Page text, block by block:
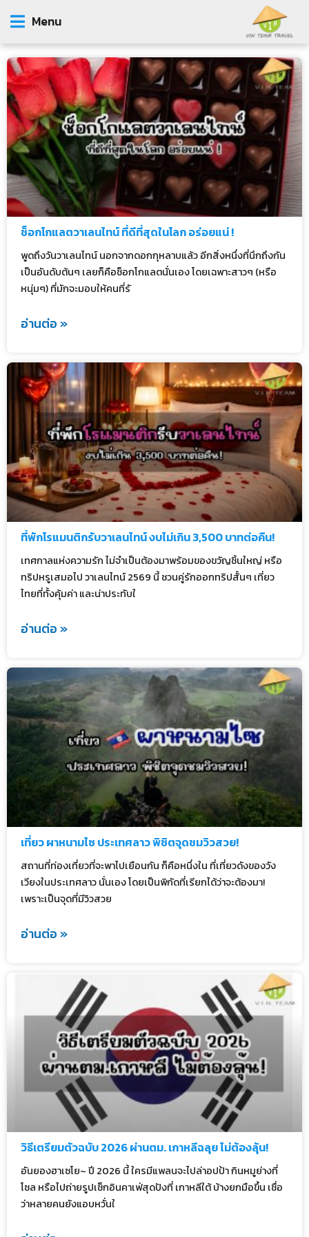
Menu
ช็อกโกแลตวาเลนไทน์ ที่ดีที่สุดในโลก อร่อยแน่ !
พูดถึงวันวาเลนไทน์ นอกจากดอกกุหลาบแล้ว อีกสิ่งหนึ่งที่นึกถึงกัน
เป็นอันดับต้นๆ เลยก็คือช็อกโกแลตนั่นเอง โดยเฉพาะสาวๆ (หรือ
หนุ่มๆ) ที่มักจะมอบให้คนที่รั
อ่านต่อ »
ที่พักโรแมนติกรับวาเลนไทน์ งบไม่เกิน 3,500 บาทต่อคืน!
เทศกาลแห่งความรัก ไม่จำเป็นต้องมาพร้อมของขวัญชิ้นใหญ่ หรือ
ทริปหรูเสมอไป วาเลนไทน์ 2569 นี้ ชวนคู่รักออกทริปสั้นๆ เที่ยว
ไทยที่ทั้งคุ้มค่า และน่าประทับใ
อ่านต่อ »
เที่ยว ผาหนามไซ ประเทศลาว พิชิตจุดชมวิวสวย!
สถานที่ท่องเที่ยวที่จะพาไปเยือนกัน ก็คือหนึ่งใน ที่เที่ยวดังของวัง
เวียงในประเทศลาว นั่นเอง โดยเป็นพิกัดที่เรียกได้ว่าจะต้องมา!
เพราะเป็นจุดที่มีวิวสวย
อ่านต่อ »
วิธีเตรียมตัวฉบับ 2026 ผ่านตม. เกาหลีฉลุย ไม่ต้องลุ้น!
อันยองฮาเซโย~ ปี 2026 นี้ ใครมีแพลนจะไปล่าอปป้า กินหมูย่างที่
โซล หรือไปถ่ายรูปเช็กอินคาเฟ่สุดปังที่ เกาหลีใต้ บ้างยกมือขึ้น เชื่อ
ว่าหลายคนยังแอบหวั่นใ